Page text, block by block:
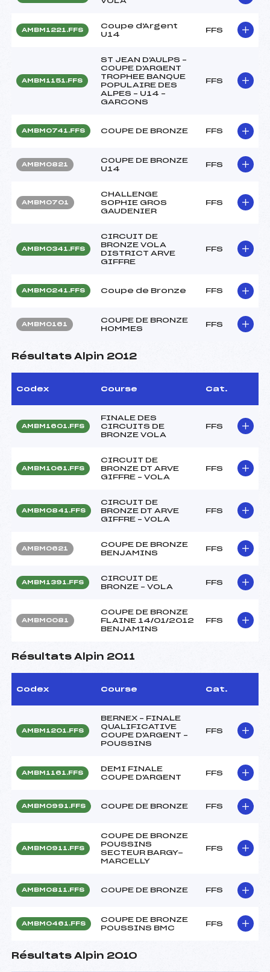
AMBM1221.FFS
Coupe d'Argent
U14
FFS
AMBM1151.FFS
ST JEAN D'AULPS –
COUPE D'ARGENT
TROPHEE BANQUE
POPULAIRE DES
ALPES – U14 –
GARCONS
FFS
AMBM0741.FFS COUPE DE BRONZE FFS
AMBM0821
COUPE DE BRONZE
U14
FFS
AMBM0701
CHALLENGE
SOPHIE GROS
GAUDENIER
FFS
AMBM0341.FFS
CIRCUIT DE
BRONZE VOLA
DISTRICT ARVE
GIFFRE
FFS
AMBM0241.FFS Coupe de Bronze FFS
AMBM0161
COUPE DE BRONZE
HOMMES
FFS
Résultats Alpin 2012
Codex Course Cat.
AMBM1601.FFS
FINALE DES
CIRCUITS DE
BRONZE VOLA
FFS
AMBM1061.FFS
CIRCUIT DE
BRONZE DT ARVE
GIFFRE – VOLA
FFS
AMBM0841.FFS
CIRCUIT DE
BRONZE DT ARVE
GIFFRE – VOLA
FFS
AMBM0621
COUPE DE BRONZE
BENJAMINS
FFS
AMBM1391.FFS
CIRCUIT DE
BRONZE – VOLA
FFS
AMBM0081
COUPE DE BRONZE
FLAINE 14/01/2012
BENJAMINS
FFS
Résultats Alpin 2011
Codex Course Cat.
AMBM1201.FFS
BERNEX – FINALE
QUALIFICATIVE
COUPE D'ARGENT –
POUSSINS
FFS
AMBM1161.FFS
DEMI FINALE
COUPE D'ARGENT
FFS
AMBM0991.FFS COUPE DE BRONZE FFS
AMBM0911.FFS
COUPE DE BRONZE
POUSSINS
SECTEUR BARGY-
MARCELLY
FFS
AMBM0811.FFS COUPE DE BRONZE FFS
AMBM0461.FFS
COUPE DE BRONZE
POUSSINS BMC
FFS
Résultats Alpin 2010